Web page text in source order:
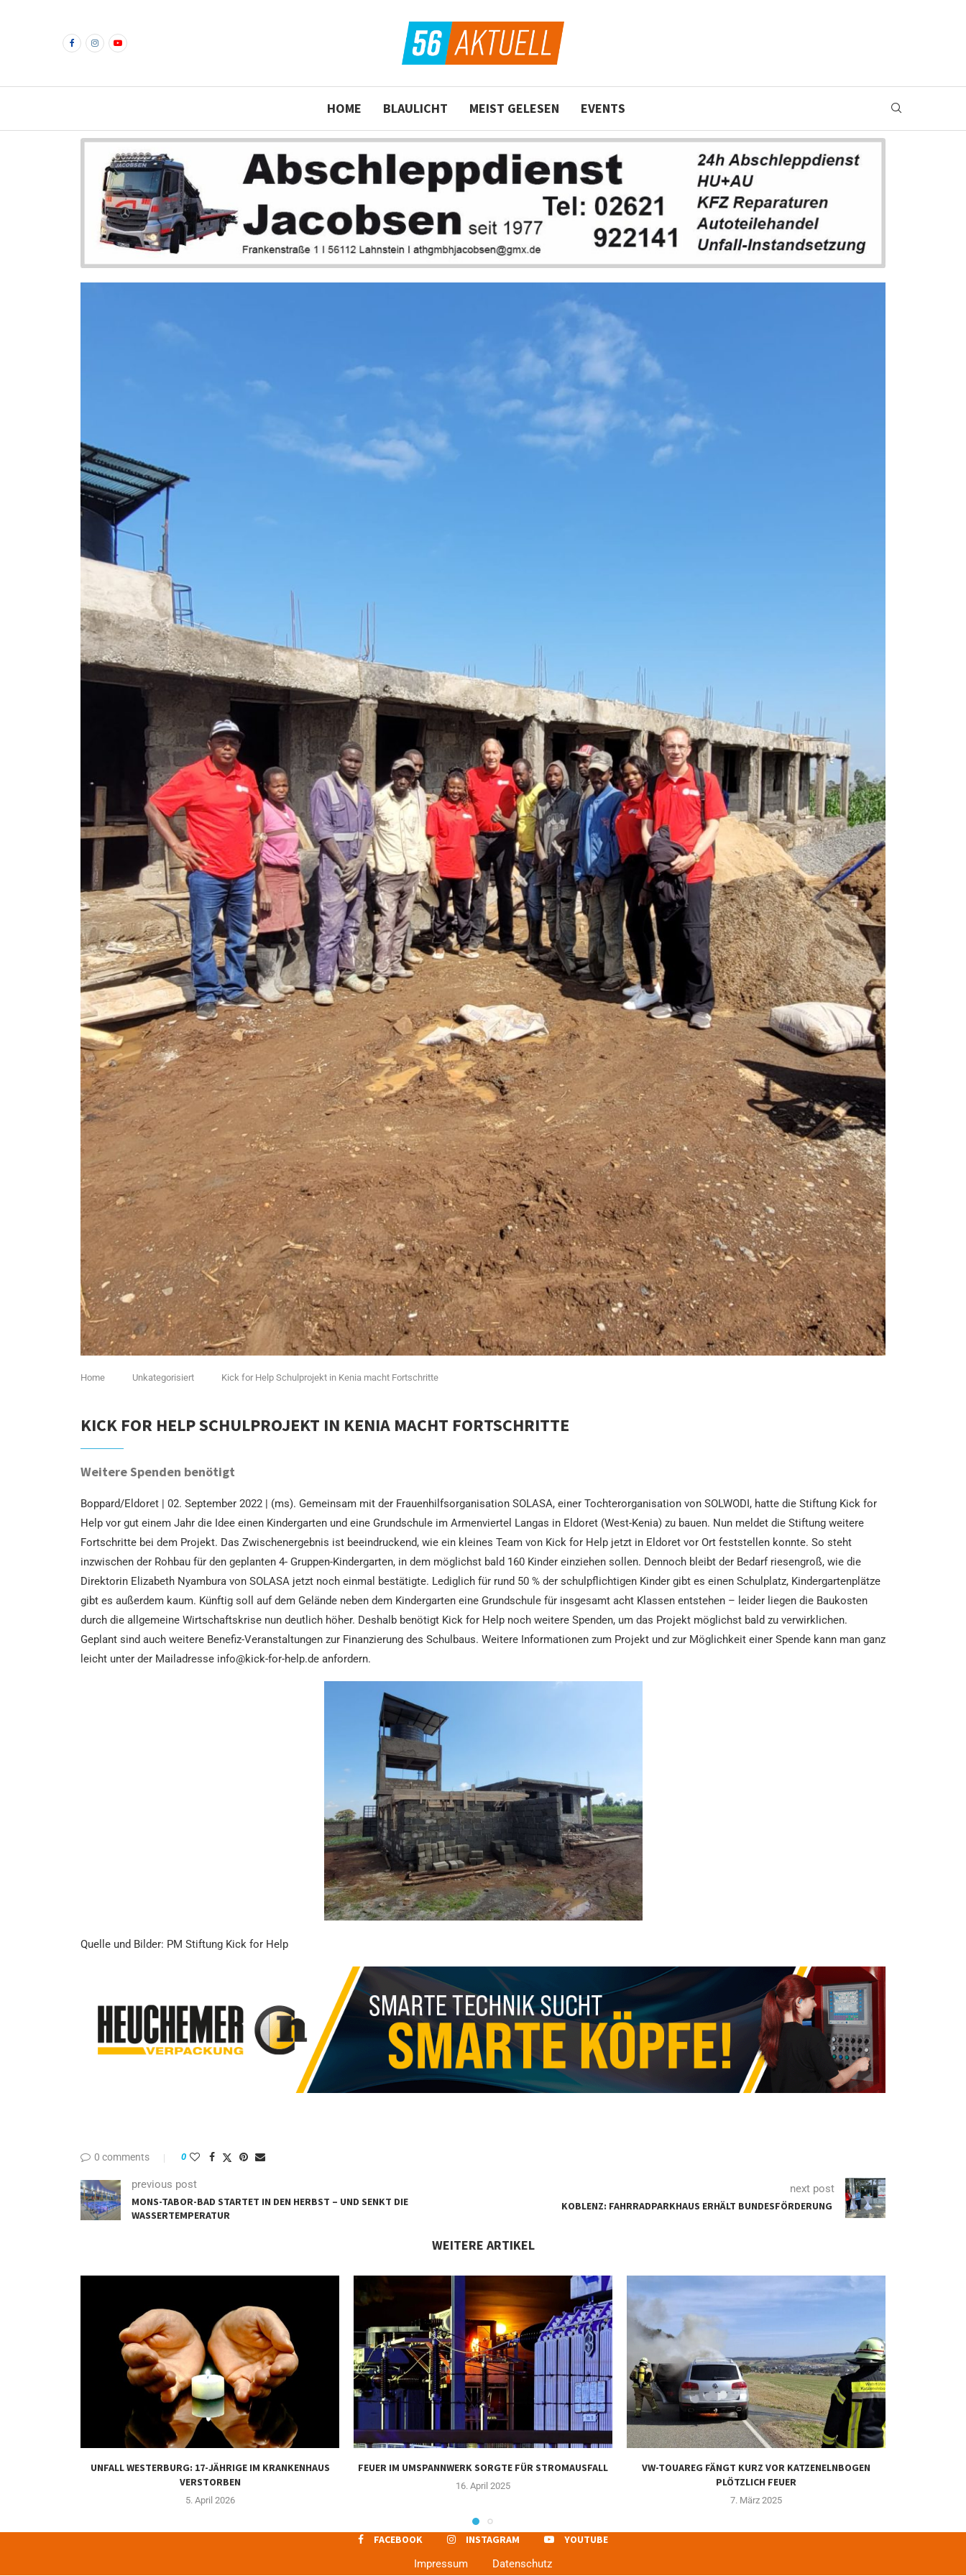
HOME BLAULICHT MEIST GELESEN EVENTS
Home Unkategorisiert Kick for Help Schulprojekt in Kenia macht Fortschritte
KICK FOR HELP SCHULPROJEKT IN KENIA MACHT FORTSCHRITTE
Weitere Spenden benötigt
Boppard/Eldoret | 02. September 2022 | (ms). Gemeinsam mit der Frauenhilfsorganisation SOLASA, einer Tochterorganisation von SOLWODI, hatte die Stiftung Kick for
Help vor gut einem Jahr die Idee einen Kindergarten und eine Grundschule im Armenviertel Langas in Eldoret (West-Kenia) zu bauen. Nun meldet die Stiftung weitere
Fortschritte bei dem Projekt. Das Zwischenergebnis ist beeindruckend, wie ein kleines Team von Kick for Help jetzt in Eldoret vor Ort feststellen konnte. So steht
inzwischen der Rohbau für den geplanten 4- Gruppen-Kindergarten, in dem möglichst bald 160 Kinder einziehen sollen. Dennoch bleibt der Bedarf riesengroß, wie die
Direktorin Elizabeth Nyambura von SOLASA jetzt noch einmal bestätigte. Lediglich für rund 50 % der schulpflichtigen Kinder gibt es einen Schulplatz, Kindergartenplätze
gibt es außerdem kaum. Künftig soll auf dem Gelände neben dem Kindergarten eine Grundschule für insgesamt acht Klassen entstehen – leider liegen die Baukosten
durch die allgemeine Wirtschaftskrise nun deutlich höher. Deshalb benötigt Kick for Help noch weitere Spenden, um das Projekt möglichst bald zu verwirklichen.
Geplant sind auch weitere Benefiz-Veranstaltungen zur Finanzierung des Schulbaus. Weitere Informationen zum Projekt und zur Möglichkeit einer Spende kann man ganz
leicht unter der Mailadresse info@kick-for-help.de anfordern.
Quelle und Bilder: PM Stiftung Kick for Help
0 comments 0
previous post
MONS-TABOR-BAD STARTET IN DEN HERBST – UND SENKT DIE
WASSERTEMPERATUR
next post
KOBLENZ: FAHRRADPARKHAUS ERHÄLT BUNDESFÖRDERUNG
WEITERE ARTIKEL
UNFALL WESTERBURG: 17-JÄHRIGE IM KRANKENHAUS
VERSTORBEN
5. April 2026
FEUER IM UMSPANNWERK SORGTE FÜR STROMAUSFALL
16. April 2025
VW-TOUAREG FÄNGT KURZ VOR KATZENELNBOGEN
PLÖTZLICH FEUER
7. März 2025
FACEBOOK INSTAGRAM
YOUTUBE
Impressum
Datenschutz